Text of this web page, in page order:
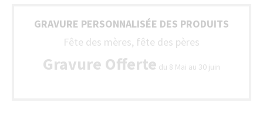
GRAVURE PERSONNALISÉE DES PRODUITS
Fête des mères, fête des pères
Gravure Offerte du 8 Mai au 30 juin